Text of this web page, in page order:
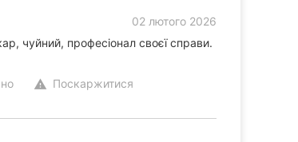
02 лютого 2026
чуйний, професіонал своєї справи.
warning Поскаржитися